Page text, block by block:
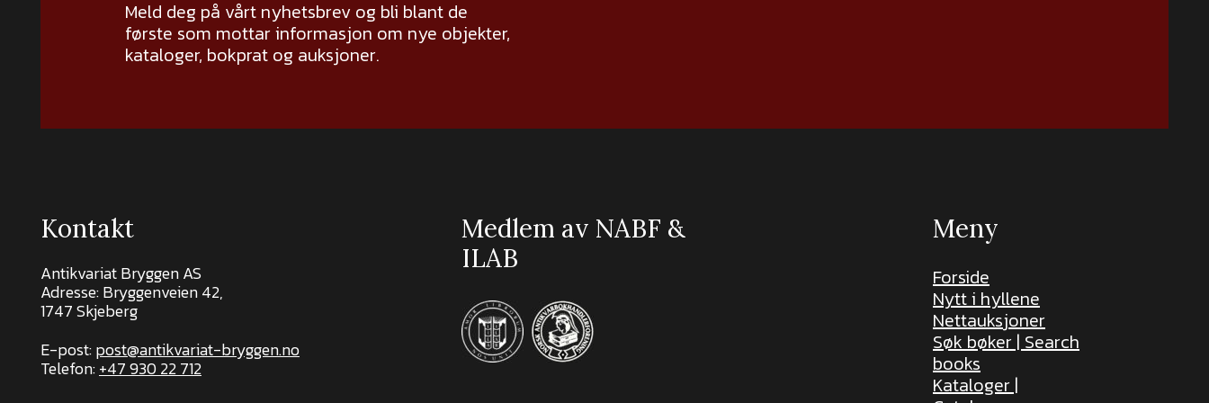
Meld deg på vårt nyhetsbrev og bli blant de
første som mottar informasjon om nye objekter,
kataloger, bokprat og auksjoner.
Kontakt
Antikvariat Bryggen AS
Adresse: Bryggenveien 42,
1747 Skjeberg
E-post:post@antikvariat-bryggen.no
Telefon:+47 930 22 712
Medlem av NABF &
ILAB
Meny
Forside
Nytt i hyllene
Nettauksjoner
Søk bøker | Search
books
Kataloger |